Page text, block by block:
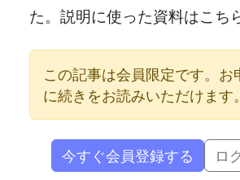
た。説明に使った資料はこちら
この記事は会員限定です。お
に続きをお読みいただけます。
今すぐ会員登録する ロ